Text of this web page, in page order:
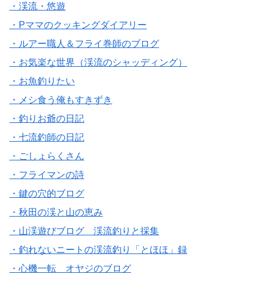
・渓流・悠遊
・Pママのクッキングダイアリー
・ルアー職人＆フライ巻師のブログ
・お気楽な世界（渓流のシャッディング）
・お魚釣りたい
・メシ食う俺もすきずき
・釣りお爺の日記
・七流釣師の日記
・ごしょらくさん
・フライマンの詩
・鍵の穴的ブログ
・秋田の渓と山の恵み
・山渓遊びブログ 渓流釣りと採集
・釣れないニートの渓流釣り「とほほ」録
・心機一転 オヤジのブログ